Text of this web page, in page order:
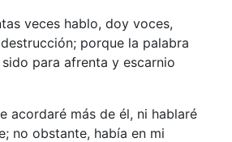
veces hablo, doy voces,
porque la palabra
para afrenta y escarnio
acordaré más de él, ni hablaré
no obstante, había en mi